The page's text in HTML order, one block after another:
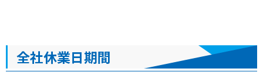
全社休業日期間